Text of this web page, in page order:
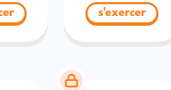
s'exercer